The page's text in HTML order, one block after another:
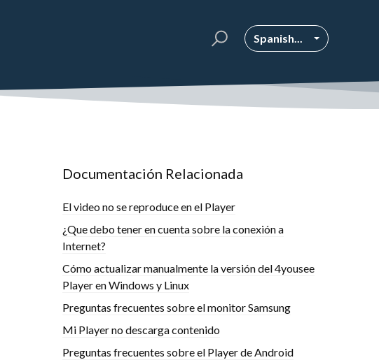
Spanish...
Documentación Relacionada
El video no se reproduce en el Player
¿Que debo tener en cuenta sobre la conexión a
Internet?
Cómo actualizar manualmente la versión del 4yousee
Player en Windows y Linux
Preguntas frecuentes sobre el monitor Samsung
Mi Player no descarga contenido
Preguntas frecuentes sobre el Player de Android